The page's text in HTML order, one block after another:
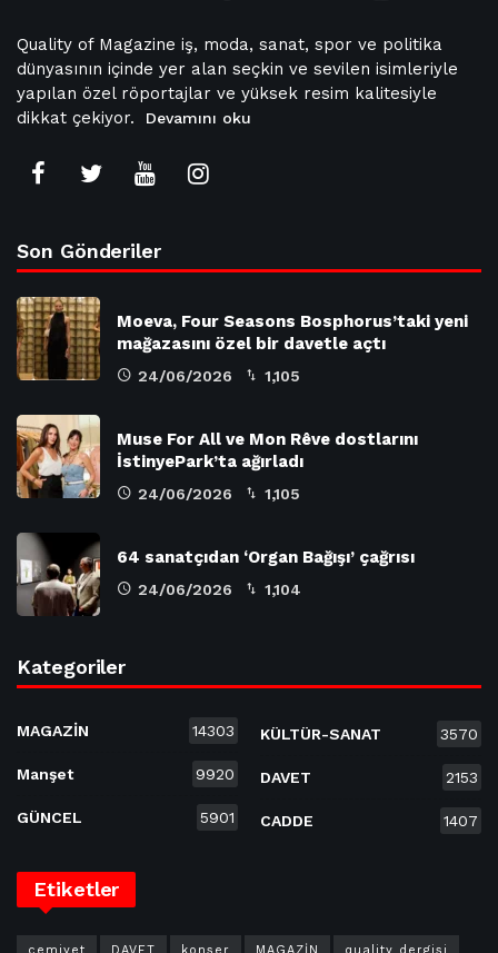
Quality of Magazine iş, moda, sanat, spor ve politika
dünyasının içinde yer alan seçkin ve sevilen isimleriyle
yapılan özel röportajlar ve yüksek resim kalitesiyle
dikkat çekiyor.
Devamını oku
Son Gönderiler
Moeva, Four Seasons Bosphorus’taki yeni
mağazasını özel bir davetle açtı
24/06/2026 1,105
Muse For All ve Mon Rêve dostlarını
İstinyePark’ta ağırladı
24/06/2026 1,105
64 sanatçıdan ‘Organ Bağışı’ çağrısı
24/06/2026 1,104
Kategoriler
MAGAZİN 14303
Manşet 9920
GÜNCEL 5901
KÜLTÜR-SANAT 3570
DAVET 2153
CADDE 1407
Etiketler